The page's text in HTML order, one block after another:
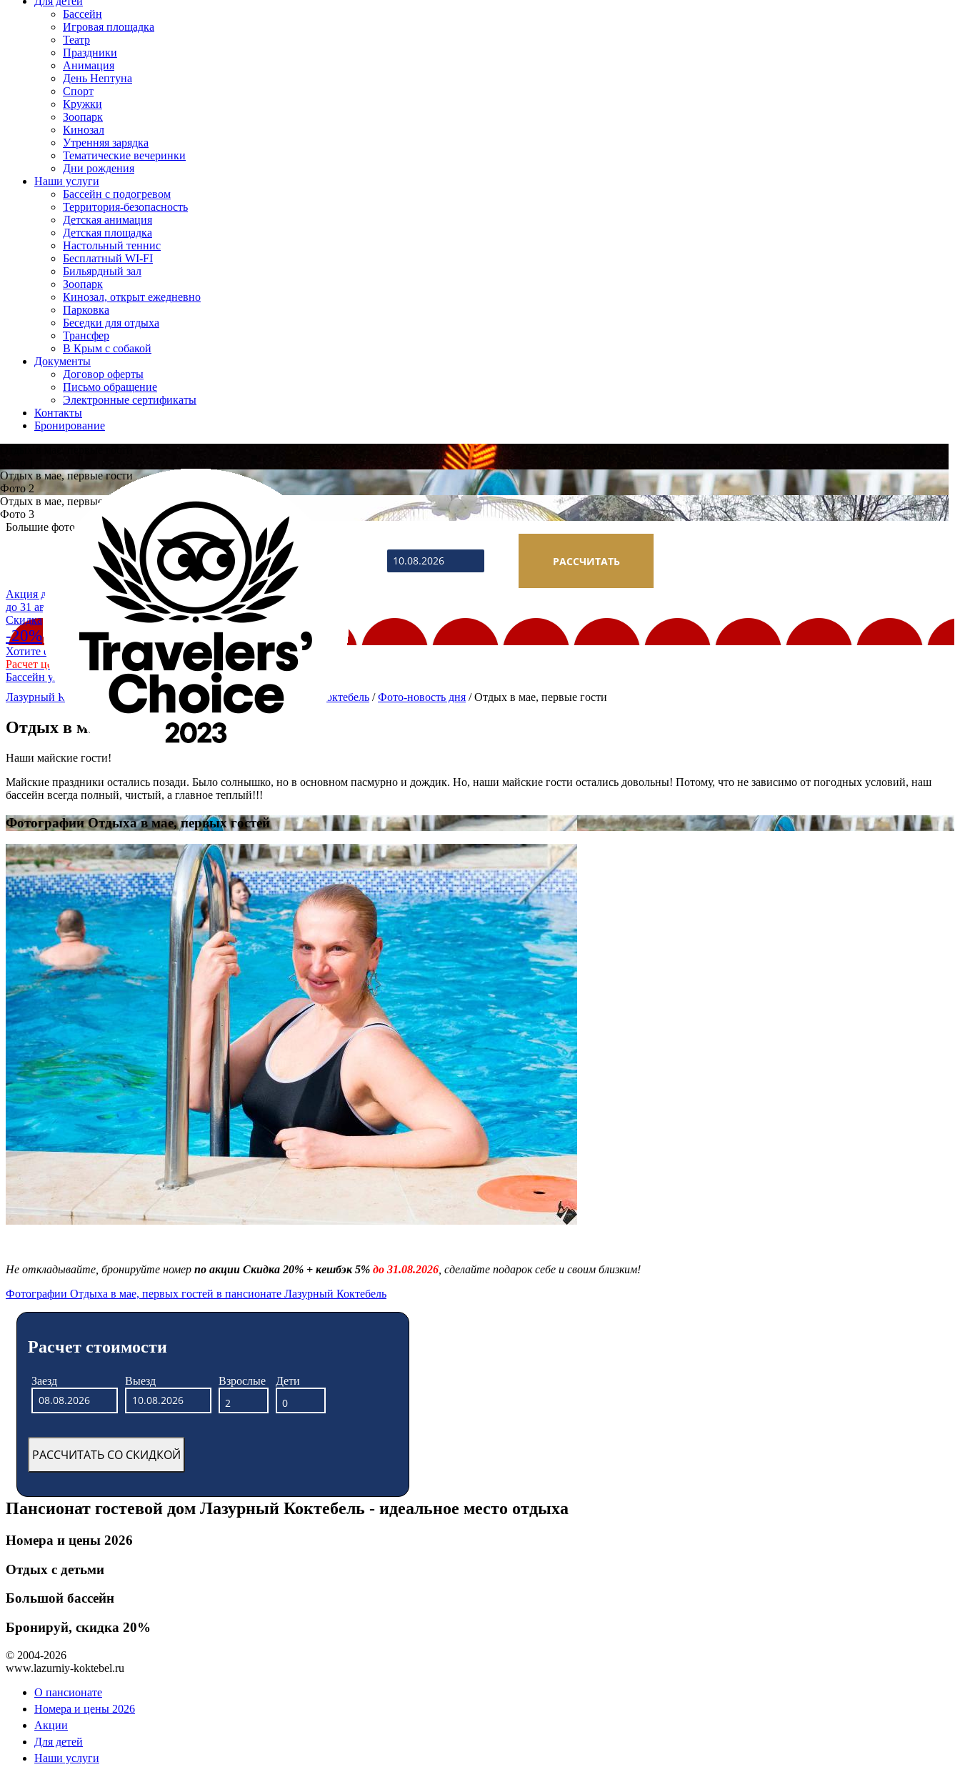
Бассейн
Игровая площадка
Театр
Праздники
Анимация
День Нептуна
Спорт
Кружки
Зоопарк
Кинозал
Утренняя зарядка
Тематические вечеринки
Дни рождения
Наши услуги
Бассейн с подогревом
Территория-безопасность
Детская анимация
Детская площадка
Настольный теннис
Бесплатный WI-FI
Бильярдный зал
Зоопарк
Кинозал, открыт ежедневно
Парковка
Беседки для отдыха
Трансфер
В Крым с собакой
Документы
Договор оферты
Письмо обращение
Электронные сертификаты
Контакты
Бронирование
Отдых в мае, первые гости
Фото 2
Отдых в мае, первые гости
Фото 3
Большие фото
ЗАЕЗД
Акция действует
до 31 августа
Cкидка
-20%
Хотите скидку 20% на отдых в Крыму на море?
Расчет цены со скидкой
Бассейн уже разогрет до +28
Лазурный Коктебель / О гостевом доме - пансионате Лазурный Коктебель /Фото-новость дня /Отдых в мае, первые гости
Отдых в мае, первые гости
Наши майские гости!
Майские праздники остались позади. Было солнышко, но в основном пасмурно и дождик. Но, наши майские гости остались довольны! Потому, что не зависимо от погодных условий, наш
бассейн всегда полный, чистый, а главное теплый!!!
Фотографии Отдыха в мае, первых гостей
Не откладывайте, бронируйте номер по акции Скидка 20% + кешбэк 5% до 31.08.2026 , сделайте подарок себе и своим близким!
Фотографии Отдыха в мае, первых гостей в пансионате Лазурный Коктебель
Расчет стоимости
Заезд Выезд Взрослые Дети
Пансионат гостевой дом Лазурный Коктебель - идеальное место отдыха
Номера и цены 2026
Отдых с детьми
Большой бассейн
Бронируй, скидка 20%
© 2004-2026
www.lazurniy-koktebel.ru
О пансионате
Номера и цены 2026
Акции
Для детей
Наши услуги